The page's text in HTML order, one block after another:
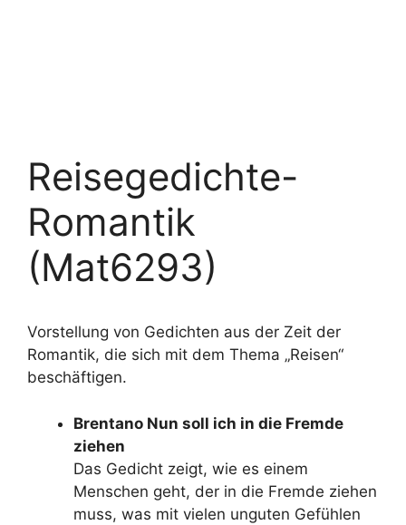
Reisegedichte-
Romantik
(Mat6293)
Vorstellung von Gedichten aus der Zeit der
Romantik, die sich mit dem Thema „Reisen“
beschäftigen.
Brentano Nun soll ich in die Fremde
ziehen
Das Gedicht zeigt, wie es einem
Menschen geht, der in die Fremde ziehen
muss, was mit vielen unguten Gefühlen